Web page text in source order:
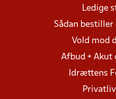
Ledige
Sådan
Vold mod
Afbud +
Idrættens